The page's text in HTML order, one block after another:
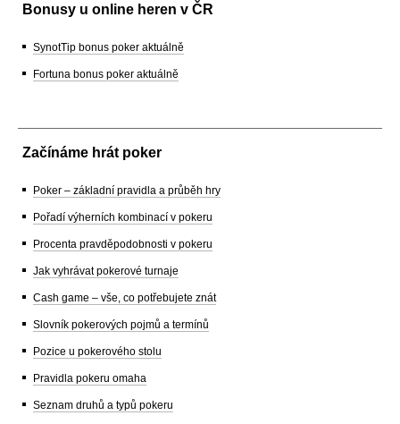
Bonusy u online heren v ČR
SynotTip bonus poker aktuálně
Fortuna bonus poker aktuálně
Začínáme hrát poker
Poker – základní pravidla a průběh hry
Pořadí výherních kombinací v pokeru
Procenta pravděpodobnosti v pokeru
Jak vyhrávat pokerové turnaje
Cash game – vše, co potřebujete znát
Slovník pokerových pojmů a termínů
Pozice u pokerového stolu
Pravidla pokeru omaha
Seznam druhů a typů pokeru